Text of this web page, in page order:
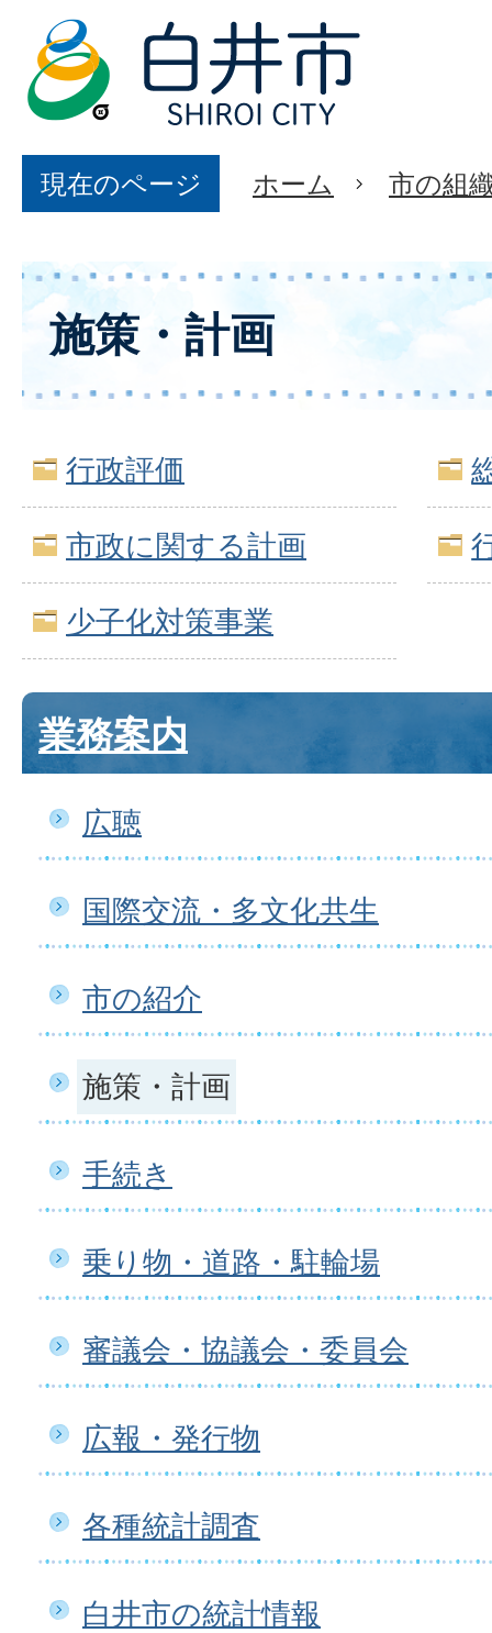
現在のページ ホーム 市の組
施策・計画
行政評価
市政に関する計画
少子化対策事業
業務案内
広聴
国際交流・多文化共生
市の紹介
施策・計画
手続き
乗り物・道路・駐輪場
審議会・協議会・委員会
広報・発行物
各種統計調査
白井市の統計情報